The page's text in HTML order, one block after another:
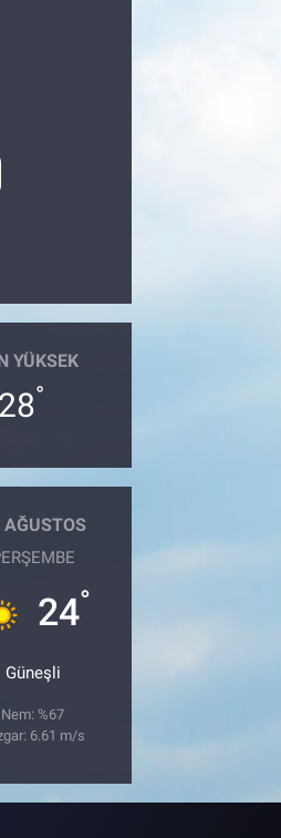
YÜKSEK
°
AĞUSTOS
24°
Güneşli
Nem: %67
6.61 m/s